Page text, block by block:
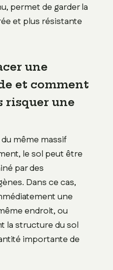
permet de garder la
et plus résistante
une
et comment
risquer une
même massif
le sol peut être
par des
Dans ce cas,
une
endroit, ou
la structure du sol
importante de